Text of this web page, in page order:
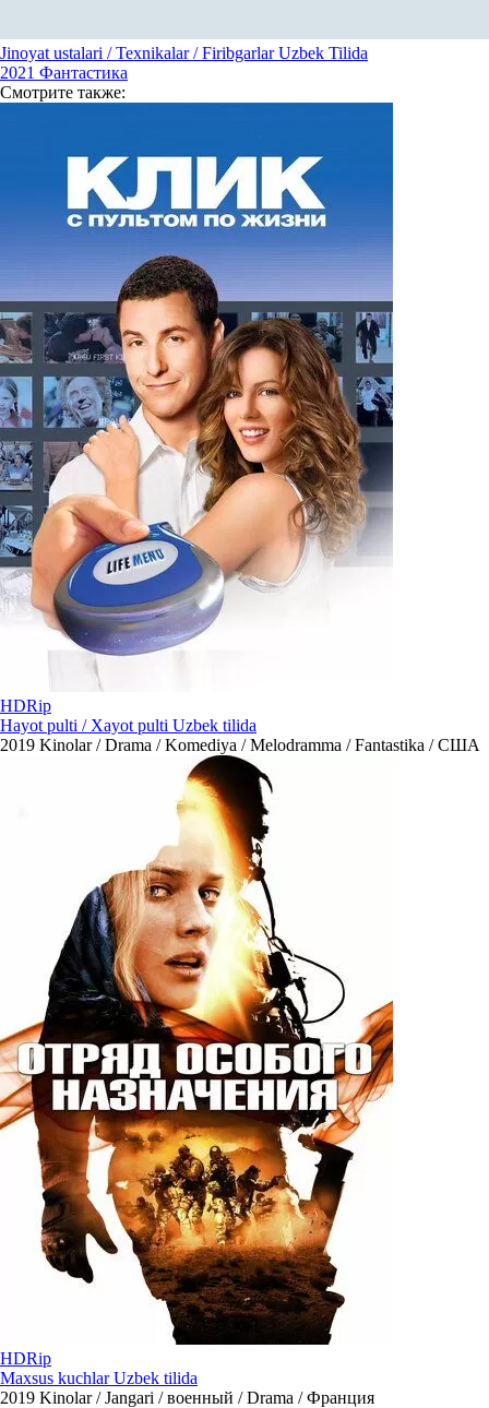
Jinoyat ustalari / Texnikalar / Firibgarlar Uzbek Tilida
2021 Фантастика
Смотрите также:
HDRip
Hayot pulti / Xayot pulti Uzbek tilida
2019 Kinolar / Drama / Komediya / Melodramma / Fantastika / США
HDRip
Maxsus kuchlar Uzbek tilida
2019 Kinolar / Jangari / военный / Drama / Франция